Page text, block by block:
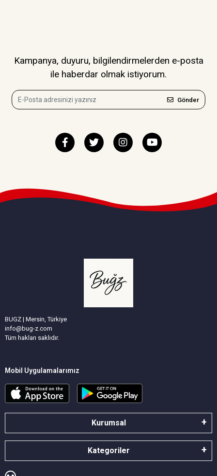
Kampanya, duyuru, bilgilendirmelerden e-posta
ile haberdar olmak istiyorum.
Gönder
BUGZ | Mersin, Türkiye
info@bug-z.com
Tüm hakları saklıdır.
Mobil Uygulamalarımız
Kurumsal
Kategoriler